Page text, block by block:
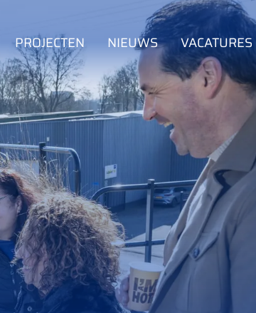
PROJECTEN NIEUWS VACATURES